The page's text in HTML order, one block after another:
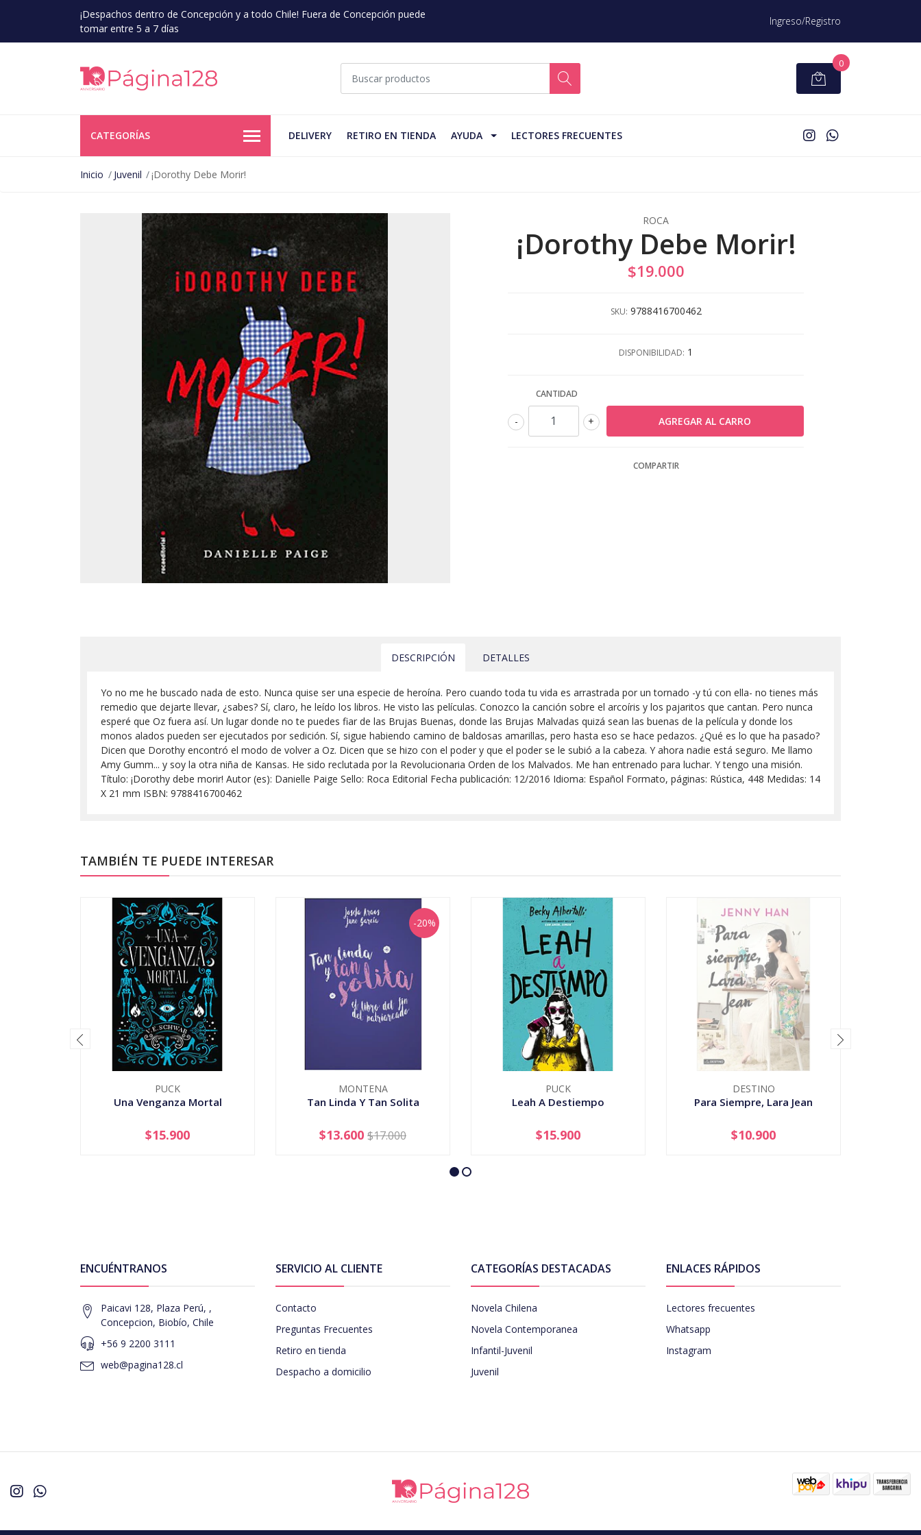
¡Despachos dentro de Concepción y a todo Chile! Fuera de Concepción puede
tomar entre 5 a 7 días
Ingreso/Registro
0
CATEGORÍAS DELIVERY RETIRO EN TIENDA AYUDA LECTORES FRECUENTES
Inicio Juvenil ¡Dorothy Debe Morir!
ROCA
¡Dorothy Debe Morir!
$19.000
SKU: 9788416700462
DISPONIBILIDAD: 1
CANTIDAD
+
-
COMPARTIR
DESCRIPCIÓN DETALLES
Yo no me he buscado nada de esto. Nunca quise ser una especie de heroína. Pero cuando toda tu vida es arrastrada por un tornado -y tú con ella- no tienes más
remedio que dejarte llevar, ¿sabes? Sí, claro, he leído los libros. He visto las películas. Conozco la canción sobre el arcoíris y los pajaritos que cantan. Pero nunca
esperé que Oz fuera así. Un lugar donde no te puedes fiar de las Brujas Buenas, donde las Brujas Malvadas quizá sean las buenas de la película y donde los
monos alados pueden ser ejecutados por sedición. Sí, sigue habiendo camino de baldosas amarillas, pero hasta eso se hace pedazos. ¿Qué es lo que ha pasado?
Dicen que Dorothy encontró el modo de volver a Oz. Dicen que se hizo con el poder y que el poder se le subió a la cabeza. Y ahora nadie está seguro. Me llamo
Amy Gumm... y soy la otra niña de Kansas. He sido reclutada por la Revolucionaria Orden de los Malvados. Me han entrenado para luchar. Y tengo una misión.
Título: ¡Dorothy debe morir! Autor (es): Danielle Paige Sello: Roca Editorial Fecha publicación: 12/2016 Idioma: Español Formato, páginas: Rústica, 448 Medidas: 14
X 21 mm ISBN: 9788416700462
TAMBIÉN TE PUEDE INTERESAR
PUCK
Una Venganza Mortal
+
$15.900
-20%
MONTENA
Tan Linda Y Tan Solita
+
$13.600 $17.000
PUCK
Leah A Destiempo
+
$15.900
DESTINO
Para Siempre, Lara Jean
AGOTADO
$10.900
ENCUÉNTRANOS
Paicavi 128, Plaza Perú, ,
Concepcion, Biobío, Chile
+56 9 2200 3111
web@pagina128.cl
SERVICIO AL CLIENTE
Contacto
Preguntas Frecuentes
Retiro en tienda
Despacho a domicilio
CATEGORÍAS DESTACADAS
Novela Chilena
Novela Contemporanea
Infantil-Juvenil
Juvenil
ENLACES RÁPIDOS
Lectores frecuentes
Whatsapp
Instagram